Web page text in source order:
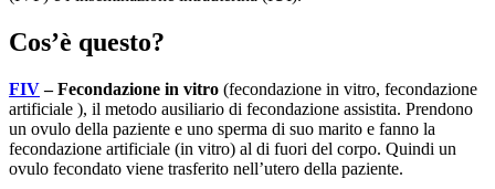
Cos’è questo?
FIV– Fecondazione in vitro (fecondazione in vitro, fecondazione
artificiale ), il metodo ausiliario di fecondazione assistita. Prendono
un ovulo della paziente e uno sperma di suo marito e fanno la
fecondazione artificiale (in vitro) al di fuori del corpo. Quindi un
ovulo fecondato viene trasferito nell’utero della paziente.